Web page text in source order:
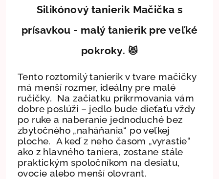
Silikónový tanierik Mačička s
prísavkou - malý tanierik pre veľké
pokroky. 😻
Tento roztomilý tanierik v tvare mačičky
má menší rozmer, ideálny pre malé
ručičky. Na začiatku prikrmovania vám
dobre poslúži – jedlo bude dieťaťu vždy
po ruke a naberanie jednoduché bez
zbytočného „naháňania“ po veľkej
ploche. A keď z neho časom „vyrastie“
ako z hlavného taniera, zostane stále
praktickým spoločníkom na desiatu,
ovocie alebo menší olovrant.